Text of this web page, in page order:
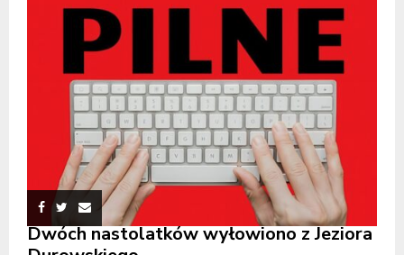
Dwóch nastolatków wyłowiono z Jeziora